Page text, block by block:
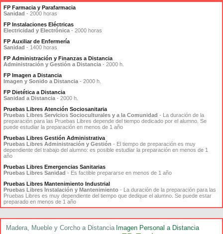
FP Farmacia y Parafarmacia
Sanidad - 2000 horas
FP Instalaciones Eléctricas
Electricidad y Electrónica - 2000 horas
FP Auxiliar de Enfermería
Sanidad - 1400 horas
FP Administración y Finanzas a Distancia
Administración y Gestión a Distancia - 2000 h.
FP Imagen a Distancia
Imagen y Sonido a Distancia - 2000 h.
FP Dietética a Distancia
Sanidad a Distancia - 2000 h.
Pruebas Libres Atención Sociosanitaria
Pruebas Libres Servicios Socioculturales y a la Comunidad - La duración de la
preparación para las Pruebas Libres depende del tiempo dedicado por el alumno. Se
puede estudiar la preparación en menos de 1 año
Pruebas Libres Gestión Administrativa
Pruebas Libres Administración y Gestión - El tiempo de preparación es muy
dependiente del trabajo del alumno: es posible estudiar la preparación en menos de 1
año
Pruebas Libres Emergencias Sanitarias
Pruebas Libres Sanidad - Es factible prepararse en menos de 1 año
Pruebas Libres Mantenimiento Industrial
Pruebas Libres Instalación y Mantenimiento - La duración de la preparación para las
Pruebas Libres es muy dependiente del tiempo que dedique el alumno. Se puede estar
preparado en menos de 1 año
Madera, Mueble y Corcho a Distancia Imagen Personal a Distancia